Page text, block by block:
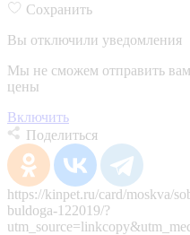
Сохранить
Вы отключили уведомления
Мы не сможем отправить
цены
Включить
Поделиться
https://kinpet.ru/card/moskva/
buldoga-122019/?